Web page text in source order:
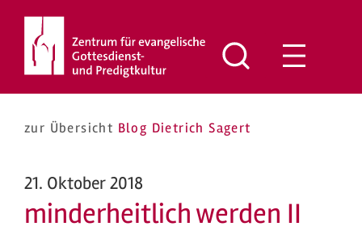
springen
zur Übersicht Blog Dietrich Sagert
21. Oktober 2018
minderheitlich werden II